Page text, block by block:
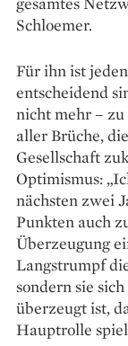
Schloemer.
Für ihn ist
entscheidend
nicht mehr –
aller Brüche,
Gesellschaft
Optimismus:
nächsten zwei
Punkten auch
Überzeugung
Langstrumpf
sondern sie
überzeugt ist,
Hauptrolle